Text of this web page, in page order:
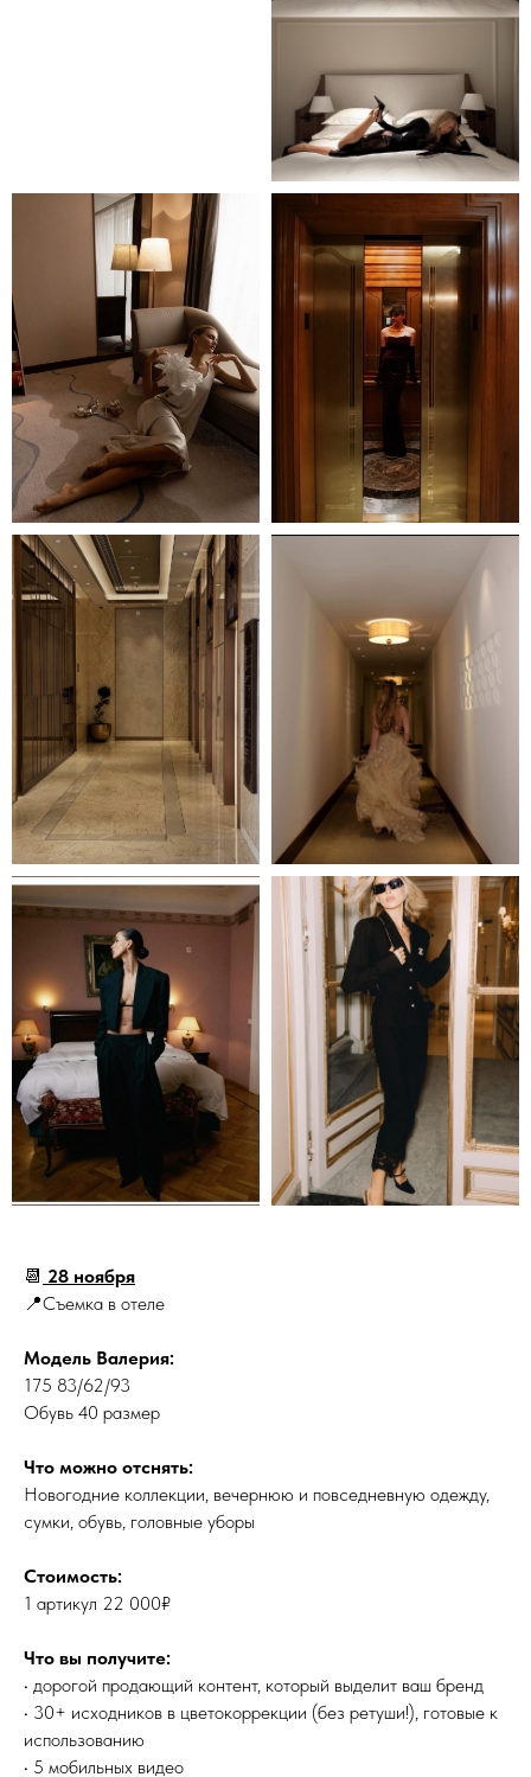
📆 28 ноября
📍Съемка в отеле
Модель Валерия:
175 83/62/93
Обувь 40 размер
Что можно отснять:
Новогодние коллекции, вечернюю и повседневную одежду,
сумки, обувь, головные уборы
Стоимость:
1 артикул 22 000₽
Что вы получите:
• дорогой продающий контент, который выделит ваш бренд
• 30+ исходников в цветокоррекции (без ретуши!), готовые к
использованию
• 5 мобильных видео